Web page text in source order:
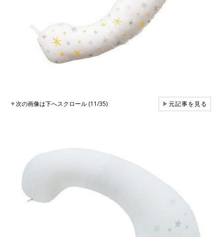
▼次の画像は下へスクロール (11/35) ▶元記事を見る